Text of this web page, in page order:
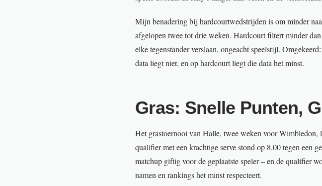
Mijn benadering bij hardcourtwedstrijden is om minder
afgelopen twee tot drie weken. Hardcourt filtert minder
elke tegenstander verslaan, ongeacht speelstijl.
data liegt niet, en op hardcourt liegt die data het minst.
Gras: Snelle Punten,
Het grastoernooi van Halle, twee weken voor Wimbledon,
qualifier met een krachtige serve stond op 8.00 tegen een
matchup giftig voor de geplaatste speler – en de qualifier
namen en rankings het minst respecteert.